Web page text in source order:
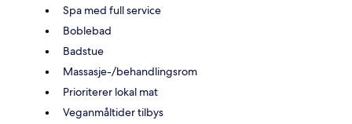
Spa med full service
Boblebad
Badstue
Massasje-/behandlingsrom
Prioriterer lokal mat
Veganmåltider tilbys